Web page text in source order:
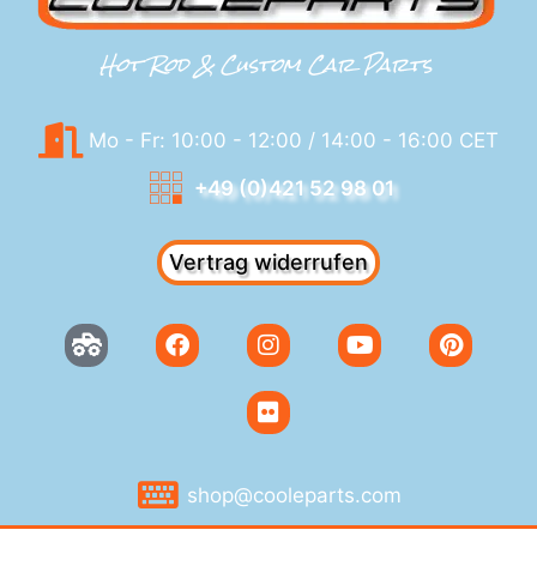
Hot Rod & Custom Car Parts
Mo - Fr: 10:00 - 12:00 / 14:00 - 16:00 CET
+49 (0)421 52 98 01
Vertrag widerrufen
shop@cooleparts.com